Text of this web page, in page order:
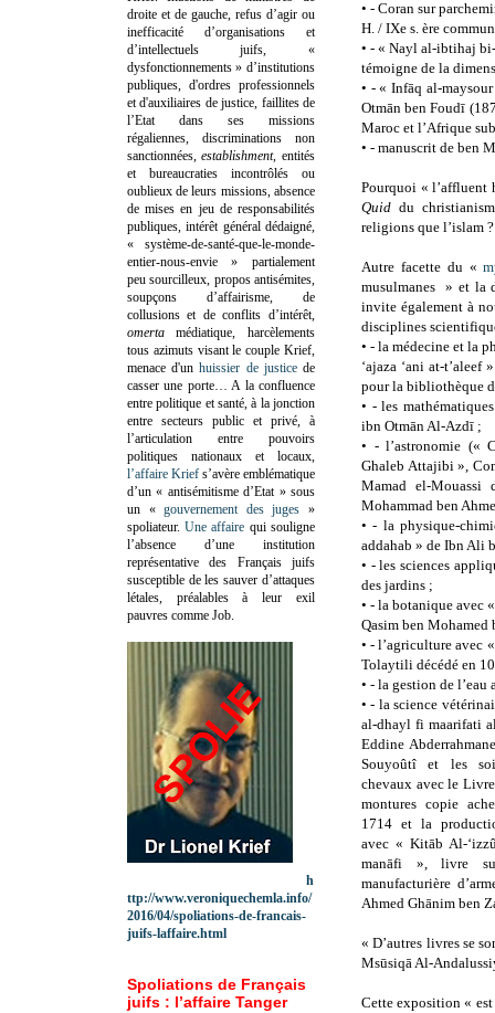
• - Coran sur
H. / IXe s. ère
• - « Nayl al-ibtihaj
témoigne de la
• - « Infāq al-
Otmān ben Foudī
Maroc et l’Afrique
• - manuscrit de ben
Pourquoi « l’affluent
Quid du
religions que l’islam ?
Autre facette du «
musulmanes » et la
invite également à
disciplines
• - la médecine et la
‘ajaza ‘ani at-
pour la bibliothèque
• - les
ibn Otmān Al-Azdī ;
• - l’astronomie («
Ghaleb Attajibi »,
Mamad el-
Mohammad ben
• - la physique-
addahab » de Ibn Ali
• - les sciences
des jardins ;
• - la botanique avec
Qasim ben Mohamed
• - l’agriculture avec
Tolaytili décédé en
• - la gestion de l’eau
• - la science
al-dhayl fi maarifati
Eddine
Souyoûtî et les
chevaux avec le
montures copie
1714 et la
avec « Kitāb Al-
manāfi », livre
manufacturière
Ahmed Ghānim ben
« D’autres livres se
Msūsiqā Al-
Cette exposition « est
droite et de gauche, refus d’agir ou
inefficacité d’organisations et
d’intellectuels juifs, «
dysfonctionnements » d’institutions
publiques, d'ordres professionnels
et d'auxiliaires de justice, faillites de
l’Etat dans ses missions
régaliennes, discriminations non
sanctionnées,establishment, entités
et bureaucraties incontrôlés ou
oublieux de leurs missions, absence
de mises en jeu de responsabilités
publiques, intérêt général dédaigné,
« système-de-santé-que-le-monde-
entier-nous-envie » partialement
peu sourcilleux, propos antisémites,
soupçons d’affairisme, de
collusions et de conflits d’intérêt,
omertamédiatique, harcèlements
tous azimuts visant le couple Krief,
menace d'unhuissier de justicede
casser une porte… A la confluence
entre politique et santé, à la jonction
entre secteurs public et privé, à
l’articulation entre pouvoirs
politiques nationaux et locaux,
l’affaire Krief s’avère emblématique
d’un « antisémitisme d’Etat » sous
un «gouvernement des juges »
spoliateur.Une affaire qui souligne
l’absence d’une institution
représentative des Français juifs
susceptible de les sauver d’attaques
létales, préalables à leur exil
pauvres comme Job.
h
ttp://www.veroniquechemla.info/
2016/04/spoliations-de-francais-
juifs-laffaire.html
Spoliations de Français
juifs : l’affaire Tanger